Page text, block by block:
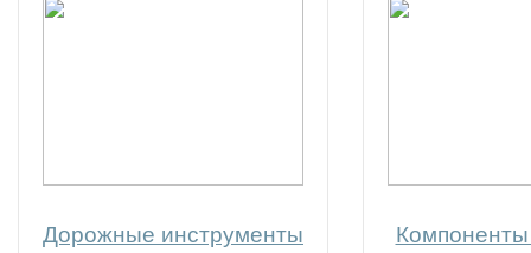
Дорожные инструменты Компоненты